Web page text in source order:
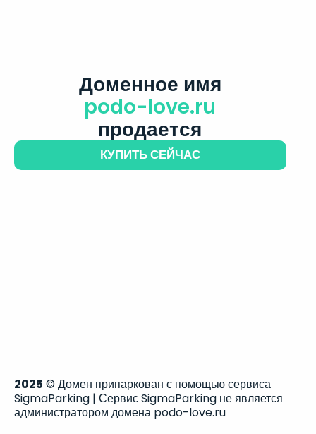
Доменное имя
podo-love.ru
продается
КУПИТЬ СЕЙЧАС
2025 © Домен припаркован с помощью сервиса
SigmaParking | Сервис SigmaParking не является
администратором домена podo-love.ru